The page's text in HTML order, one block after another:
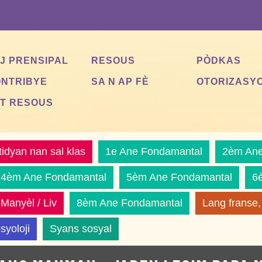
PRENSIPAL RESOUS
PÒDKAS
SA N AP FÈ
RESOUS
nan sal klas 1e Ane Fondamantal 2èm
4èm Ane Fondamantal 5èm Ane Fondamantal
Manyèl / Liv 8èm Ane Fondamantal Lang
Syans sosyal